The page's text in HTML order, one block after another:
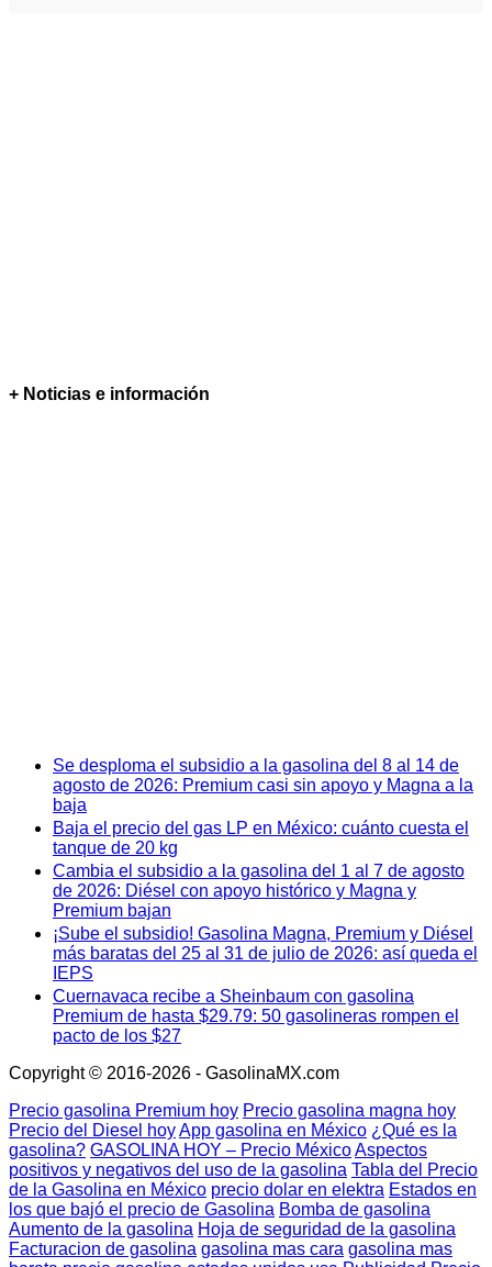
+ Noticias e información
Se desploma el subsidio a la gasolina del 8 al 14 de
agosto de 2026: Premium casi sin apoyo y Magna a la
baja
Baja el precio del gas LP en México: cuánto cuesta el
tanque de 20 kg
Cambia el subsidio a la gasolina del 1 al 7 de agosto
de 2026: Diésel con apoyo histórico y Magna y
Premium bajan
¡Sube el subsidio! Gasolina Magna, Premium y Diésel
más baratas del 25 al 31 de julio de 2026: así queda el
IEPS
Cuernavaca recibe a Sheinbaum con gasolina
Premium de hasta $29.79: 50 gasolineras rompen el
pacto de los $27
Copyright © 2016-2026 - GasolinaMX.com
Precio gasolina Premium hoy Precio gasolina magna hoy
Precio del Diesel hoyApp gasolina en México ¿Qué es la
gasolina? GASOLINA HOY – Precio MéxicoAspectos
positivos y negativos del uso de la gasolina Tabla del Precio
de la Gasolina en México precio dolar en elektra Estados en
los que bajó el precio de Gasolina Bomba de gasolina
Aumento de la gasolina Hoja de seguridad de la gasolina
Facturacion de gasolina gasolina mas cara gasolina mas